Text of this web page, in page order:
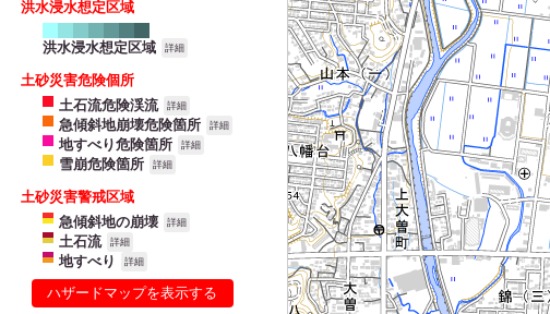
洪水浸水想定区域
洪水浸水想定区域 詳細
土砂災害危険個所
土石流危険渓流
詳細
急傾斜地崩壊危険箇所 詳細
地すべり危険箇所 詳細
雪崩危険箇所 詳細
土砂災害警戒区域
急傾斜地の崩壊
詳細
土石流 詳細
地すべり 詳細
ハザードマップを表示する